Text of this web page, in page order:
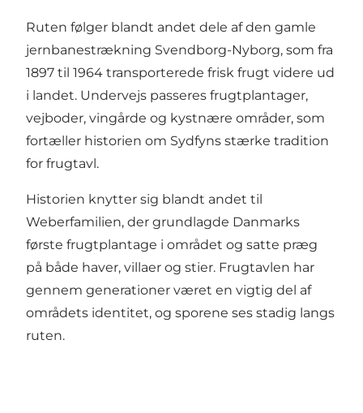
Ruten følger blandt andet dele af den gamle
jernbanestrækning Svendborg-Nyborg, som fra
1897 til 1964 transporterede frisk frugt videre ud
i landet. Undervejs passeres frugtplantager,
vejboder, vingårde og kystnære områder, som
fortæller historien om Sydfyns stærke tradition
for frugtavl.
Historien knytter sig blandt andet til
Weberfamilien, der grundlagde Danmarks
første frugtplantage i området og satte præg
på både haver, villaer og stier. Frugtavlen har
gennem generationer været en vigtig del af
områdets identitet, og sporene ses stadig langs
ruten.